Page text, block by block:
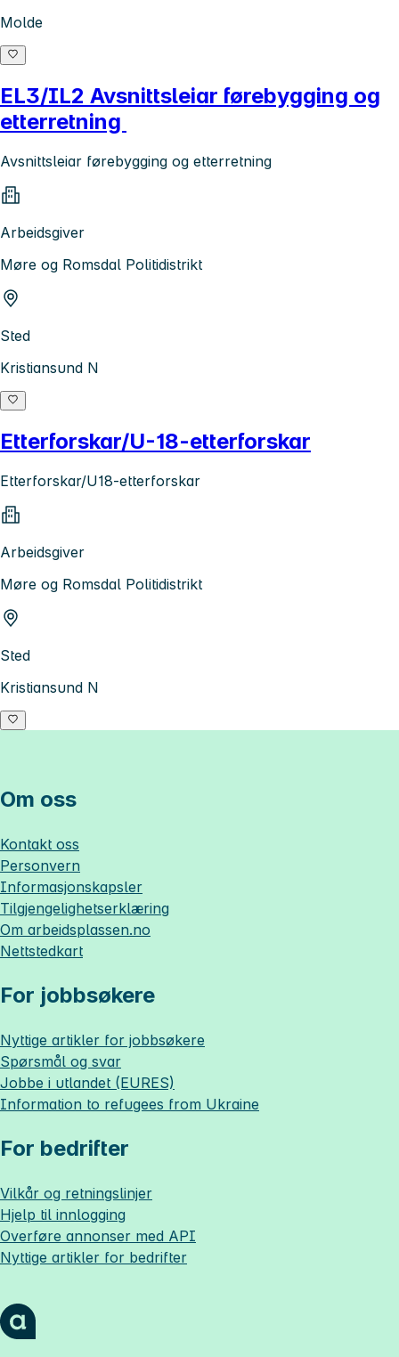
Molde
EL3/IL2 Avsnittsleiar førebygging og
etterretning
Avsnittsleiar førebygging og etterretning
Arbeidsgiver
Møre og Romsdal Politidistrikt
Sted
Kristiansund N
Etterforskar/U-18-etterforskar
Etterforskar/U18-etterforskar
Arbeidsgiver
Møre og Romsdal Politidistrikt
Sted
Kristiansund N
Om oss
Kontakt oss
Personvern
Informasjonskapsler
Tilgjengelighetserklæring
Om arbeidsplassen.no
Nettstedkart
For jobbsøkere
Nyttige artikler for jobbsøkere
Spørsmål og svar
Jobbe i utlandet (EURES)
Information to refugees from Ukraine
For bedrifter
Vilkår og retningslinjer
Hjelp til innlogging
Overføre annonser med API
Nyttige artikler for bedrifter